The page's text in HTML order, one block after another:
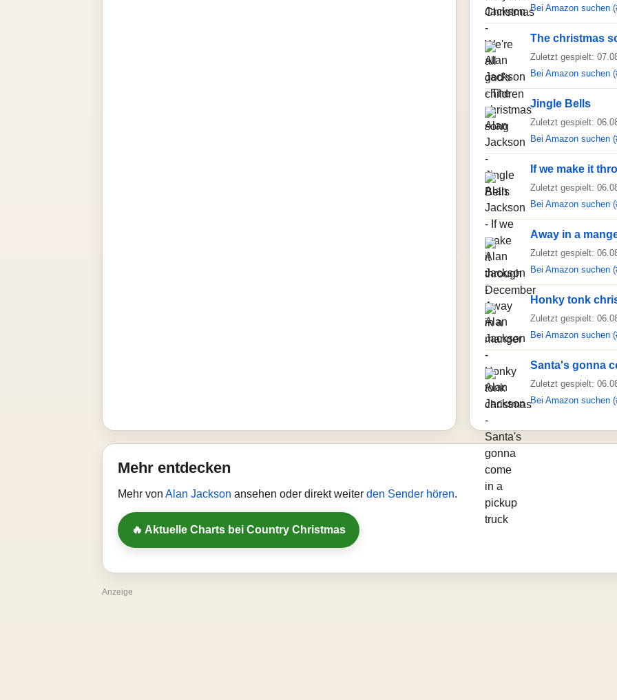
Bei Amazon suchen
The christmas
Zuletzt gespielt:
Bei Amazon suchen
Jingle Bells
Zuletzt gespielt:
Bei Amazon suchen
If we make it
Zuletzt gespielt:
Bei Amazon suchen
Away in a
Zuletzt gespielt:
Bei Amazon suchen
Honky tonk
Zuletzt gespielt:
Bei Amazon suchen
Santa's gonna
Zuletzt gespielt:
Bei Amazon suchen
Mehr entdecken
Mehr von Alan Jackson ansehen oder direkt weiter den Sender hören.
🔥 Aktuelle Charts bei Country Christmas
Anzeige